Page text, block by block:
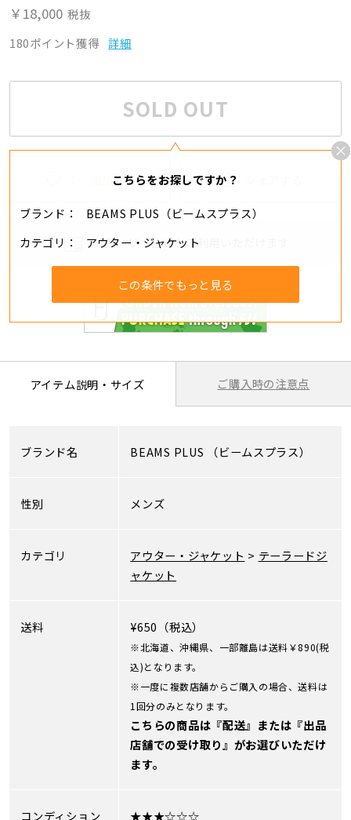
￥18,000 税抜
180ポイント獲得 詳細
SOLD OUT
こちらをお探しですか？
ブランド
BEAMS PLUS（ビームスプラス）
カテゴリ
アウター・ジャケット
この条件でもっと見る
追加する
分割・リボ払いもご利用いただけます
アイテム説明・サイズ ご購入時の注意点
ブランド名 BEAMS PLUS （ビームスプラス）
性別 メンズ
カテゴリ アウター・ジャケット > テーラードジ
ャケット
送料 ¥650（税込）
※北海道、沖縄県、一部離島は送料￥890(税
込)となります。
※一度に複数店舗からご購入の場合、送料は
1回分のみとなります。
こちらの商品は『配送』または『出品
店舗での受け取り』がお選びいただけ
ます。
コンディション
★★★☆☆☆